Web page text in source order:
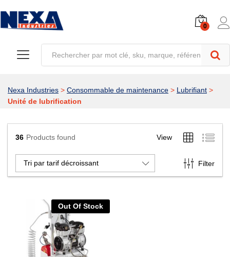
0
Nexa Industries > Consommable de maintenance > Lubrifiant >
Unité de lubrification
36 Products found View
Filter
Tri par tarif décroissant
Out Of Stock